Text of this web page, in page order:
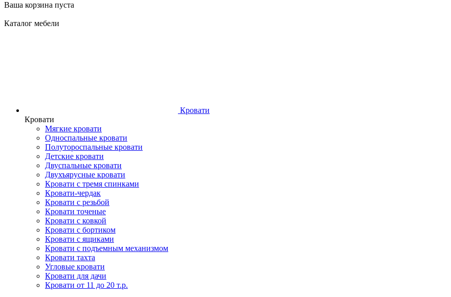
Ваша корзина пуста
Каталог мебели
Кровати
Кровати
Мягкие кровати
Односпальные кровати
Полутороспальные кровати
Детские кровати
Двуспальные кровати
Двухъярусные кровати
Кровати с тремя спинками
Кровати-чердак
Кровати с резьбой
Кровати точеные
Кровати с ковкой
Кровати с бортиком
Кровати с ящиками
Кровати с подъемным механизмом
Кровати тахта
Угловые кровати
Кровати для дачи
Кровати от 11 до 20 т.р.